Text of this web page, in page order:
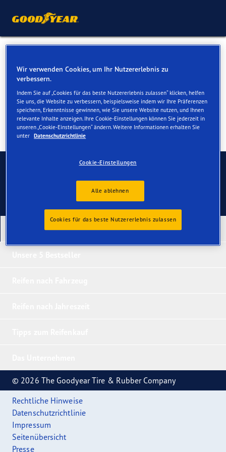
Q7 & SQ7
Kontaktieren Sie uns
Unsere neuesten Produkte
© 2026 The Goodyear Tire & Rubber Company
Rechtliche Hinweise
Datenschutzrichtlinie
Impressum
Seitenübersicht
Presse
Wir verwenden Cookies, um Ihr Nutzererlebnis zu
verbessern.
Indem Sie auf „Cookies für das beste Nutzererlebnis zulassen“ klicken, helfen
Sie uns, die Website zu verbessern, beispielsweise indem wir Ihre Präferenzen
speichern, Erkenntnisse gewinnen, wie Sie unsere Website nutzen, und Ihnen
relevante Inhalte anzeigen. Ihre Cookie-Einstellungen können Sie jederzeit in
unseren „Cookie-Einstellungen“ ändern. Weitere Informationen erhalten Sie
unter Datenschutzrichtlinie
Cookie-Einstellungen
Alle ablehnen
Cookies für das beste Nutzererlebnis zulassen